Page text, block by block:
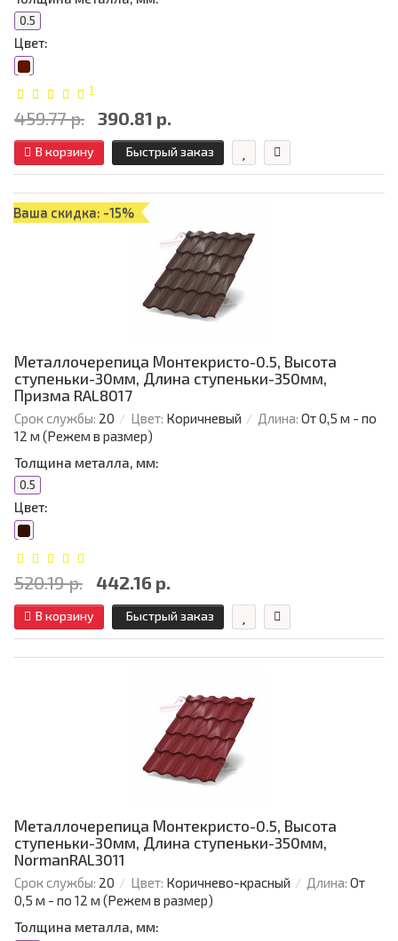
0.5
Цвет:
1
459.77 р. 390.81 р.
В корзину Быстрый заказ
Ваша скидка: -15%
Металлочерепица Монтекристо-0.5, Высота
ступеньки-30мм, Длина ступеньки-350мм,
Призма RAL8017
Срок службы: 20 Цвет: Коричневый Длина: От 0,5 м - по
12 м (Режем в размер)
Толщина металла, мм:
0.5
Цвет:
520.19 р. 442.16 р.
В корзину Быстрый заказ
Металлочерепица Монтекристо-0.5, Высота
ступеньки-30мм, Длина ступеньки-350мм,
NormanRAL3011
Срок службы: 20 Цвет: Коричнево-красный Длина: От
0,5 м - по 12 м (Режем в размер)
Толщина металла, мм: